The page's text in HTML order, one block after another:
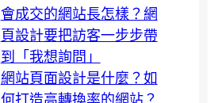
會成交的網站長怎樣？網
頁設計要把訪客一步步帶
到「我想詢問」
網站頁面設計是什麼？如